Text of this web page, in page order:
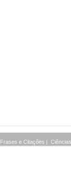
Frases e Citações |